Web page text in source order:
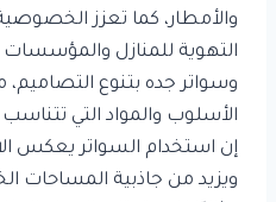
والأمطار، كما تعزز
التهوية للمنازل والمؤسسات
وسواتر جده بتنوع التصاميم،
الأسلوب والمواد التي
إن استخدام السواتر يعكس
ويزيد من جاذبية المساحات